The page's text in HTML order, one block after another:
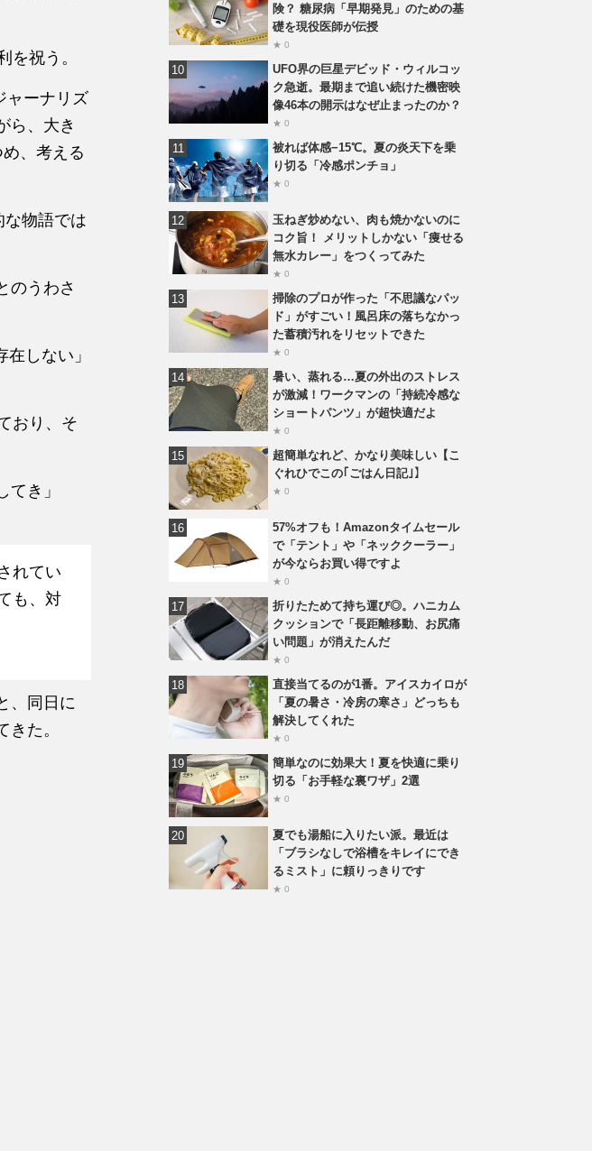
を祝う。
ャーナリズ
ら、大き
、考える
物語では
のうわさ
しない」
おり、そ
き」
れてい
も、対
、同日に
た。
険？ 糖尿病「早期発見」のための基
礎を現役医師が伝授
★ 0
UFO界の巨星デビッド・ウィルコッ
ク急逝。最期まで追い続けた機密映
像46本の開示はなぜ止まったのか？
★ 0
被れば体感−15℃。夏の炎天下を乗
り切る「冷感ポンチョ」
★ 0
玉ねぎ炒めない、肉も焼かないのに
コク旨！ メリットしかない「痩せる
無水カレー」をつくってみた
★ 0
掃除のプロが作った「不思議なパッ
ド」がすごい！風呂床の落ちなかっ
た蓄積汚れをリセットできた
★ 0
暑い、蒸れる…夏の外出のストレス
が激減！ワークマンの「持続冷感な
ショートパンツ」が超快適だよ
★ 0
超簡単なれど、かなり美味しい【こ
ぐれひでこの｢ごはん日記｣】
★ 0
57%オフも！Amazonタイムセール
で「テント」や「ネッククーラー」
が今ならお買い得ですよ
★ 0
折りたためて持ち運び◎。ハニカム
クッションで「長距離移動、お尻痛
い問題」が消えたんだ
★ 0
直接当てるのが1番。アイスカイロが
「夏の暑さ・冷房の寒さ」どっちも
解決してくれた
★ 0
簡単なのに効果大！夏を快適に乗り
切る「お手軽な裏ワザ」2選
★ 0
夏でも湯船に入りたい派。最近は
「ブラシなしで浴槽をキレイにでき
るミスト」に頼りっきりです
★ 0